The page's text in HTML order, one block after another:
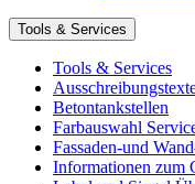
Tools & Services
Tools & Services
Betontankstellen
Farbauswahl
Fassaden-und
Informationen zum